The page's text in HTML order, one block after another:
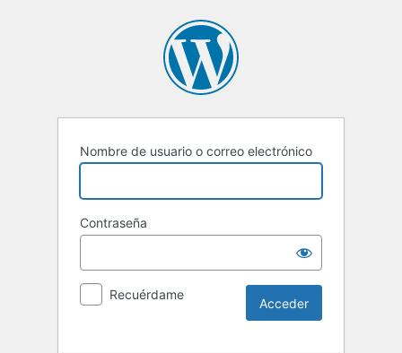
Nombre de usuario o correo electrónico
Contraseña
Recuérdame